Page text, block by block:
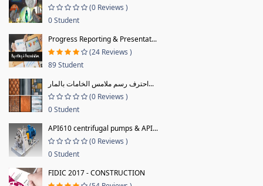
(0 Reviews )
0 Student
Progress Reporting & Presentat...
(24 Reviews )
89 Student
احترف رسم ملامس الخامات بالمار...
(0 Reviews )
0 Student
API610 centrifugal pumps & API...
(0 Reviews )
0 Student
FIDIC 2017 - CONSTRUCTION